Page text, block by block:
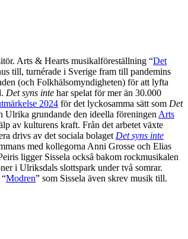
Arts & Hearts musikalföreställning “Det
till, turnérade i Sverige fram till pandemins
(och Folkhälsomyndigheten) för att lyfta
Det syns inte har spelat för mer än 30.000
2024 för det lyckosamma sätt som Det
Ulrika grundande den ideella föreningen Arts
av kulturens kraft. Från det arbetet växte
drivs av det sociala bolaget Det syns inte
med kollegorna Anni Grosse och Elias
ligger Sissela också bakom rockmusikalen
i Ulriksdals slottspark under två somrar.
Modren” som Sissela även skrev musik till.